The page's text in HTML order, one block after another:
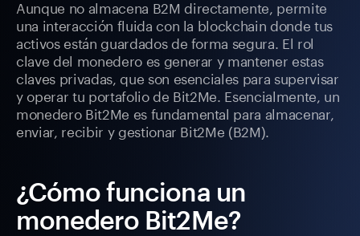
Aunque no almacena B2M directamente, permite
una interacción fluida con la blockchain donde tus
activos están guardados de forma segura. El rol
clave del monedero es generar y mantener estas
claves privadas, que son esenciales para supervisar
y operar tu portafolio de Bit2Me. Esencialmente, un
monedero Bit2Me es fundamental para almacenar,
enviar, recibir y gestionar Bit2Me (B2M).
¿Cómo funciona un
monedero Bit2Me?